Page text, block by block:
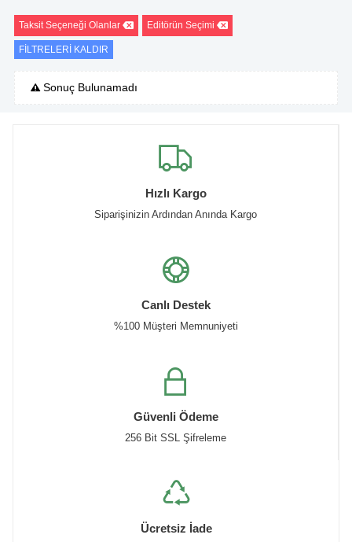
Taksit Seçeneği Olanlar Editörün Seçimi
FİLTRELERİ KALDIR
Sonuç Bulunamadı
Hızlı Kargo
Siparişinizin Ardından Anında Kargo
Canlı Destek
%100 Müşteri Memnuniyeti
Güvenli Ödeme
256 Bit SSL Şifreleme
Ücretsiz İade